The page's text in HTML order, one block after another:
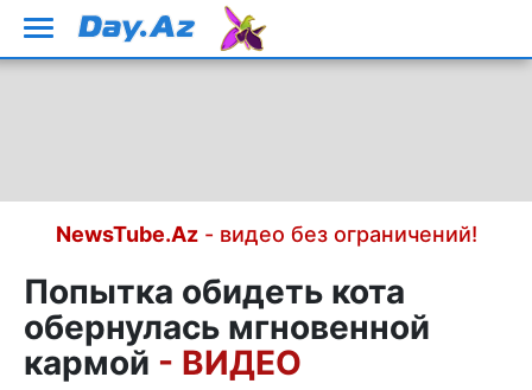
NewsTube.Az- видео без ограничений!
Попытка обидеть кота
обернулась мгновенной
кармой - ВИДЕО